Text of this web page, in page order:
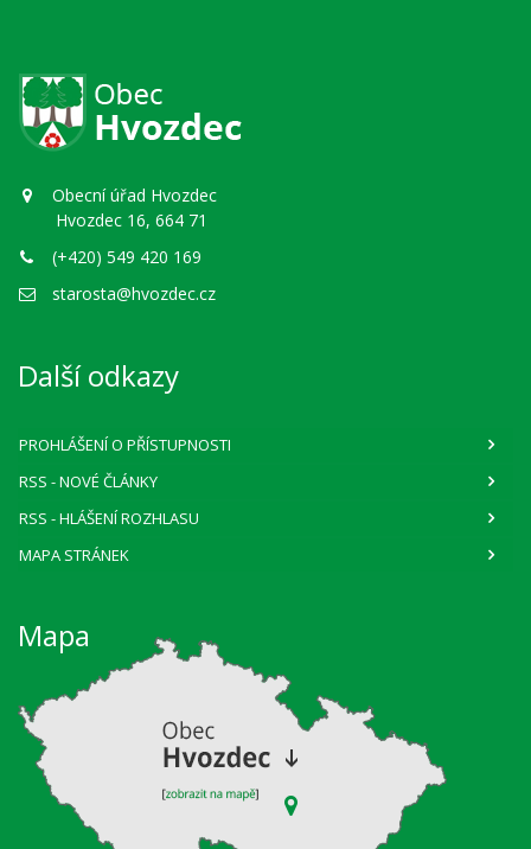
Obecní úřad Hvozdec
Hvozdec 16, 664 71
(+420) 549 420 169
starosta@hvozdec.cz
Další odkazy
PROHLÁŠENÍ O PŘÍSTUPNOSTI
RSS - NOVÉ ČLÁNKY
RSS - HLÁŠENÍ ROZHLASU
MAPA STRÁNEK
Mapa